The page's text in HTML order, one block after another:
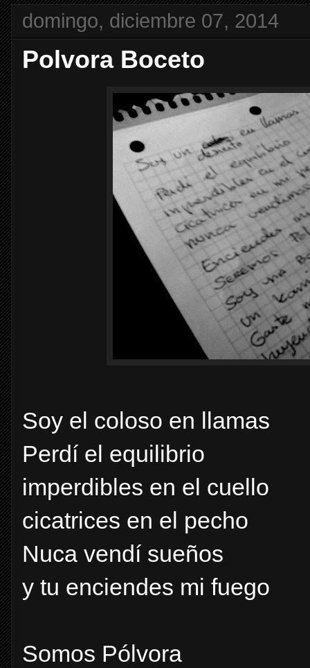
domingo, diciembre 07, 2014
Polvora Boceto
Soy el coloso en llamas
Perdí el equilibrio
imperdibles en el cuello
cicatrices en el pecho
Nuca vendí sueños
y tu enciendes mi fuego
Somos Pólvora